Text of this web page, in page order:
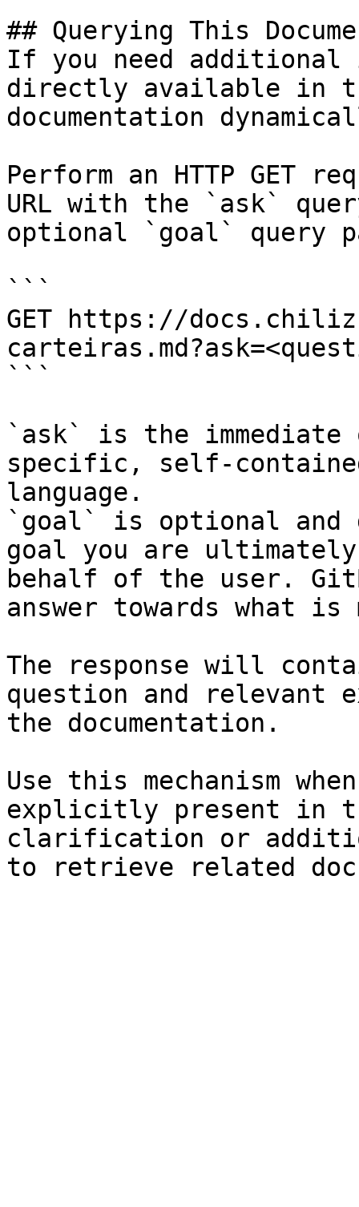
## Querying This
If you need
directly available in
documentation
Perform an HTTP GET
URL with the `ask`
optional `goal` query
```
GET https://
```
`ask` is the
specific, self-
language.
`goal` is optional and
goal you are
behalf of the user.
answer towards what
The response will
question and relevant
the documentation.
Use this mechanism
explicitly present in
clarification or